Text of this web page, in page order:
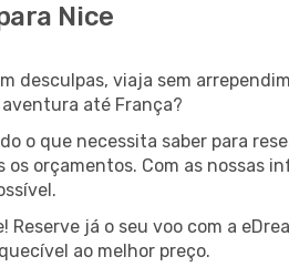
Nice
desculpas, viaja sem
até França?
o que necessita saber para
os orçamentos. Com as nossas
já o seu voo com a
ao melhor preço.